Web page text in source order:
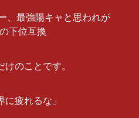
、最強陽キャと思われが
下位互換
のことです。
に疲れるな」